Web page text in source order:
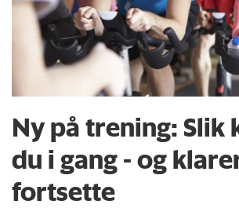
Ny på trening: Slik
du i gang - og
fortsette